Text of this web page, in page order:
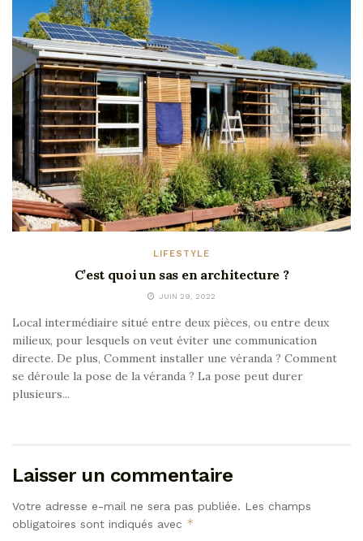
LIFESTYLE
C’est quoi un sas en architecture ?
JUIN 29, 2022
Local intermédiaire situé entre deux pièces, ou entre deux
milieux, pour lesquels on veut éviter une communication
directe. De plus, Comment installer une véranda ? Comment
se déroule la pose de la véranda ? La pose peut durer
plusieurs...
Laisser un commentaire
Votre adresse e-mail ne sera pas publiée. Les champs
obligatoires sont indiqués avec *